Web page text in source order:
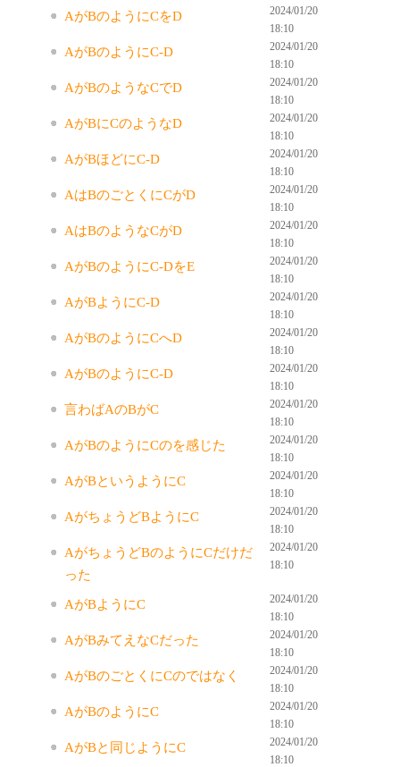
AがBのようにCをD
2024/01/20
18:10
AがBのようにC-D
2024/01/20
18:10
AがBのようなCでD
2024/01/20
18:10
AがBにCのようなD
2024/01/20
18:10
AがBほどにC-D
2024/01/20
18:10
AはBのごとくにCがD
2024/01/20
18:10
AはBのようなCがD
2024/01/20
18:10
AがBのようにC-DをE
2024/01/20
18:10
AがBようにC-D
2024/01/20
18:10
AがBのようにCへD
2024/01/20
18:10
AがBのようにC-D
2024/01/20
18:10
言わばAのBがC
2024/01/20
18:10
AがBのようにCのを感じた
2024/01/20
18:10
AがBというようにC
2024/01/20
18:10
AがちょうどBようにC
2024/01/20
18:10
AがちょうどBのようにCだけだ
った
2024/01/20
18:10
AがBようにC
2024/01/20
18:10
AがBみてえなCだった
2024/01/20
18:10
AがBのごとくにCのではなく
2024/01/20
18:10
AがBのようにC
2024/01/20
18:10
AがBと同じようにC
2024/01/20
18:10